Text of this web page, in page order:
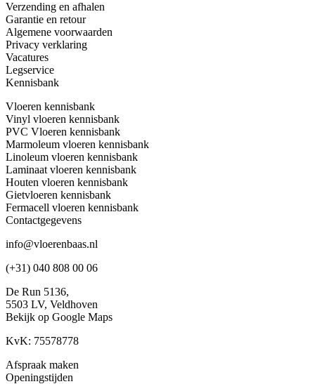
Verzending en afhalen
Garantie en retour
Algemene voorwaarden
Privacy verklaring
Vacatures
Legservice
Kennisbank
Vloeren kennisbank
Vinyl vloeren kennisbank
PVC Vloeren kennisbank
Marmoleum vloeren kennisbank
Linoleum vloeren kennisbank
Laminaat vloeren kennisbank
Houten vloeren kennisbank
Gietvloeren kennisbank
Fermacell vloeren kennisbank
Contactgegevens
info@vloerenbaas.nl
(+31) 040 808 00 06
De Run 5136,
5503 LV, Veldhoven
Bekijk op Google Maps
KvK: 75578778
Afspraak maken
Openingstijden